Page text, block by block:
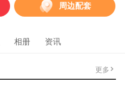
周边配套
相册 资讯
更多